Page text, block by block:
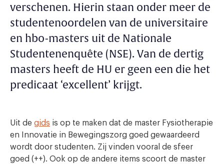
verschenen. Hierin staan onder meer de
studentenoordelen van de universitaire
en hbo-masters uit de Nationale
Studentenenquête (NSE). Van de dertig
masters heeft de HU er geen een die het
predicaat ‘excellent’ krijgt.
Uit de gids is op te maken dat de master Fysiotherapie
en Innovatie in Bewegingszorg goed gewaardeerd
wordt door studenten. Zij vinden vooral de sfeer
goed (++). Ook op de andere items scoort de master